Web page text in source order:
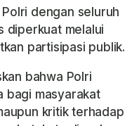
dengan seluruh
diperkuat melalui
partisipasi publik.
bahwa Polri
bagi masyarakat
kritik terhadap